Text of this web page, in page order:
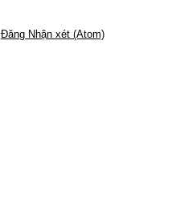
Đăng Nhận xét (Atom)